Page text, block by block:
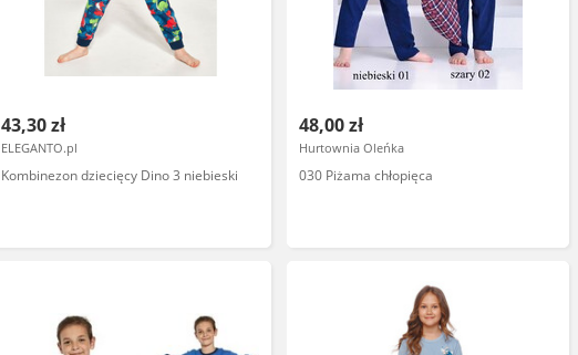
43,30 zł
ELEGANTO.pl
Kombinezon dziecięcy Dino 3 niebieski
48,00 zł
Hurtownia Oleńka
030 Piżama chłopięca